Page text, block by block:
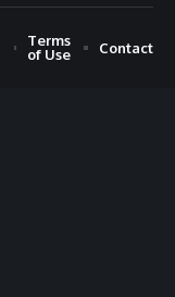
Terms
of Use
Contact